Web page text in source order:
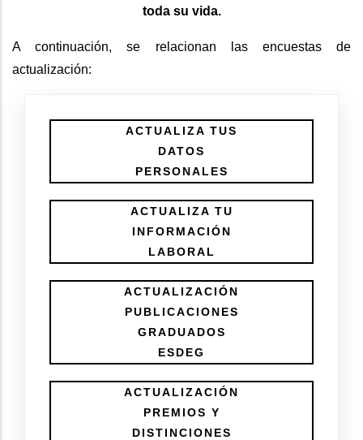
toda su vida.
A continuación, se relacionan las encuestas de
actualización:
ACTUALIZA TUS
DATOS
PERSONALES
ACTUALIZA TU
INFORMACIÓN
LABORAL
ACTUALIZACIÓN
PUBLICACIONES
GRADUADOS
ESDEG
ACTUALIZACIÓN
PREMIOS Y
DISTINCIONES